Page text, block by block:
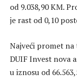
od 9.038,90 KM.
je rast od 0,10
Najveći promet
DUIF Invest nova
u iznosu od